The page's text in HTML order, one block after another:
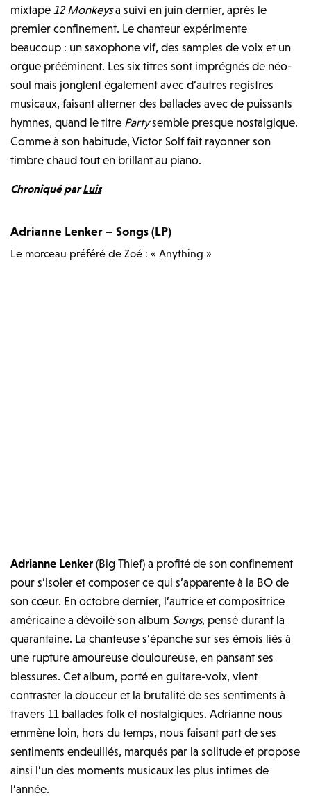
mixtape 12 Monkeysa suivi en juin dernier, après le
premier confinement. Le chanteur expérimente
beaucoup : un saxophone vif, des samples de voix et un
orgue prééminent. Les six titres sont imprégnés de néo-
soul mais jonglent également avec d’autres registres
musicaux, faisant alterner des ballades avec de puissants
hymnes, quand le titre Partysemble presque nostalgique.
Comme à son habitude, Victor Solf fait rayonner son
timbre chaud tout en brillant au piano.
Chroniqué parLuis
Adrianne Lenker – Songs (LP)
Le morceau préféré de Zoé : « Anything »
Adrianne Lenker (Big Thief) a profité de son confinement
pour s’isoler et composer ce qui s’apparente à la BO de
son cœur. En octobre dernier, l’autrice et compositrice
américaine a dévoilé son album Songs, pensé durant la
quarantaine. La chanteuse s’épanche sur ses émois liés à
une rupture amoureuse douloureuse, en pansant ses
blessures. Cet album, porté en guitare-voix, vient
contraster la douceur et la brutalité de ses sentiments à
travers 11 ballades folk et nostalgiques. Adrianne nous
emmène loin, hors du temps, nous faisant part de ses
sentiments endeuillés, marqués par la solitude et propose
ainsi l’un des moments musicaux les plus intimes de
l’année.